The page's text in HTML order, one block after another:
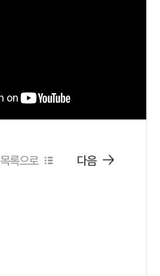
다음
목록으로